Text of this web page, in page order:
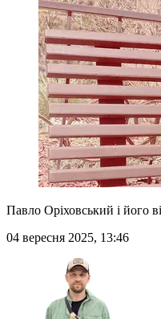
Павло Оріховський і його
04 вересня 2025, 13:46